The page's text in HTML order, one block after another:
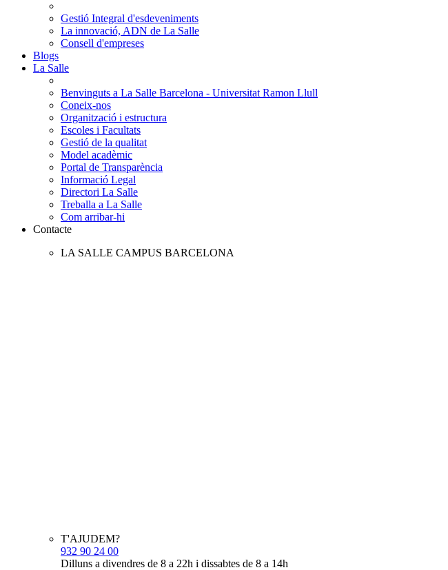
Gestió Integral d'esdeveniments
La innovació, ADN de La Salle
Consell d'empreses
Blogs
La Salle
Benvinguts a La Salle Barcelona - Universitat Ramon Llull
Coneix-nos
Organització i estructura
Escoles i Facultats
Gestió de la qualitat
Model acadèmic
Portal de Transparència
Informació Legal
Directori La Salle
Treballa a La Salle
Com arribar-hi
Contacte
LA SALLE CAMPUS BARCELONA
T'AJUDEM?
932 90 24 00
Dilluns a divendres de 8 a 22h i dissabtes de 8 a 14h